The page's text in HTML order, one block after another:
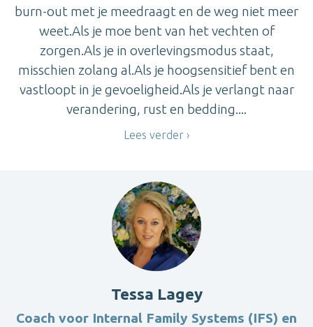
burn-out met je meedraagt en de weg niet meer
weet.Als je moe bent van het vechten of
zorgen.Als je in overlevingsmodus staat,
misschien zolang al.Als je hoogsensitief bent en
vastloopt in je gevoeligheid.Als je verlangt naar
verandering, rust en bedding....
Lees verder
Tessa Lagey
Coach voor Internal Family Systems (IFS) en